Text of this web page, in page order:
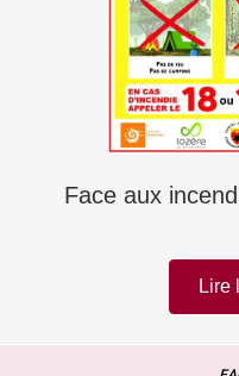
Face aux
Lire